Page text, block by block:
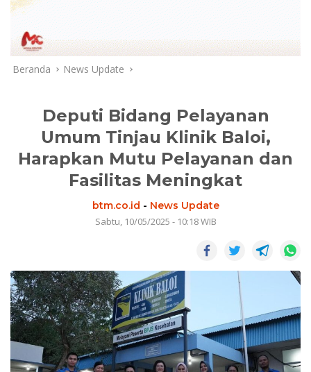
Beranda News Update
Deputi Bidang Pelayanan
Umum Tinjau Klinik Baloi,
Harapkan Mutu Pelayanan dan
Fasilitas Meningkat
btm.co.id - News Update
Sabtu, 10/05/2025 - 10:18 WIB